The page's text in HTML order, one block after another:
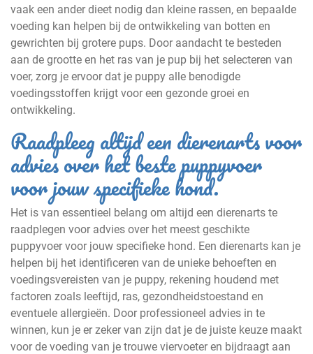
vaak een ander dieet nodig dan kleine rassen, en bepaalde
voeding kan helpen bij de ontwikkeling van botten en
gewrichten bij grotere pups. Door aandacht te besteden
aan de grootte en het ras van je pup bij het selecteren van
voer, zorg je ervoor dat je puppy alle benodigde
voedingsstoffen krijgt voor een gezonde groei en
ontwikkeling.
Raadpleeg altijd een dierenarts voor
advies over het beste puppyvoer
voor jouw specifieke hond.
Het is van essentieel belang om altijd een dierenarts te
raadplegen voor advies over het meest geschikte
puppyvoer voor jouw specifieke hond. Een dierenarts kan je
helpen bij het identificeren van de unieke behoeften en
voedingsvereisten van je puppy, rekening houdend met
factoren zoals leeftijd, ras, gezondheidstoestand en
eventuele allergieën. Door professioneel advies in te
winnen, kun je er zeker van zijn dat je de juiste keuze maakt
voor de voeding van je trouwe viervoeter en bijdraagt aan